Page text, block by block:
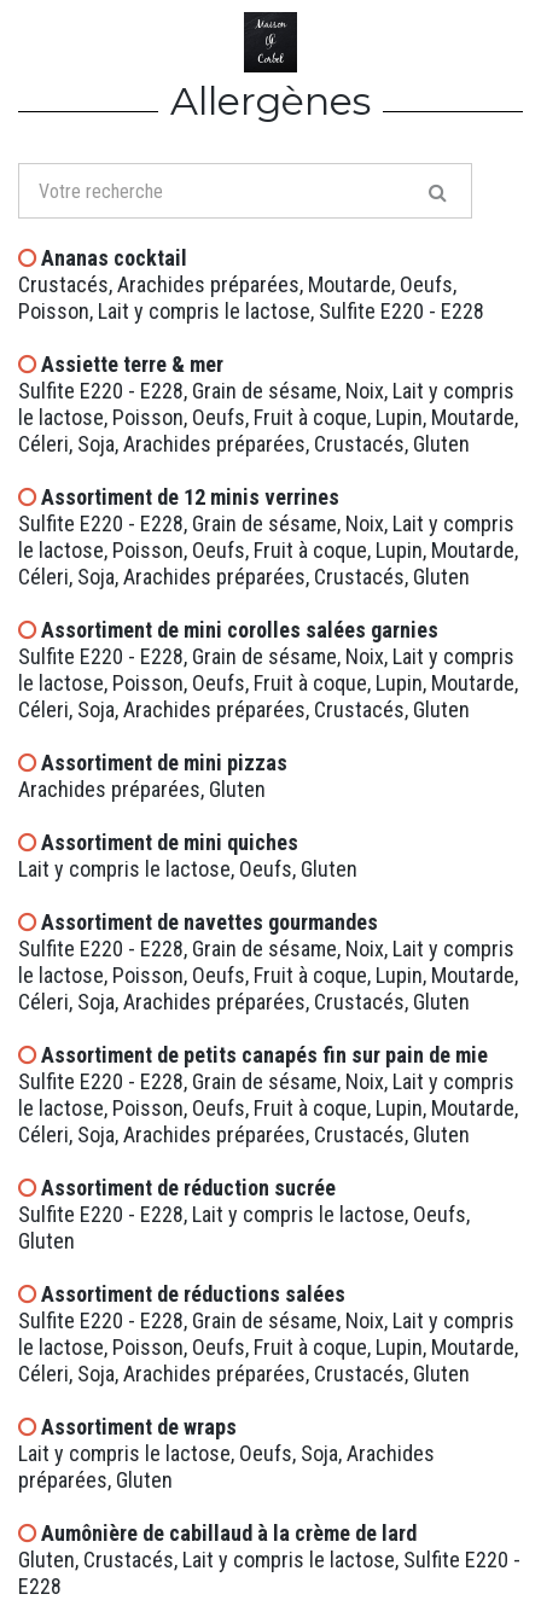
Allergènes
Ananas cocktail
Crustacés, Arachides préparées, Moutarde, Oeufs,
Poisson, Lait y compris le lactose, Sulfite E220 - E228
Assiette terre & mer
Sulfite E220 - E228, Grain de sésame, Noix, Lait y compris
le lactose, Poisson, Oeufs, Fruit à coque, Lupin, Moutarde,
Céleri, Soja, Arachides préparées, Crustacés, Gluten
Assortiment de 12 minis verrines
Sulfite E220 - E228, Grain de sésame, Noix, Lait y compris
le lactose, Poisson, Oeufs, Fruit à coque, Lupin, Moutarde,
Céleri, Soja, Arachides préparées, Crustacés, Gluten
Assortiment de mini corolles salées garnies
Sulfite E220 - E228, Grain de sésame, Noix, Lait y compris
le lactose, Poisson, Oeufs, Fruit à coque, Lupin, Moutarde,
Céleri, Soja, Arachides préparées, Crustacés, Gluten
Assortiment de mini pizzas
Arachides préparées, Gluten
Assortiment de mini quiches
Lait y compris le lactose, Oeufs, Gluten
Assortiment de navettes gourmandes
Sulfite E220 - E228, Grain de sésame, Noix, Lait y compris
le lactose, Poisson, Oeufs, Fruit à coque, Lupin, Moutarde,
Céleri, Soja, Arachides préparées, Crustacés, Gluten
Assortiment de petits canapés fin sur pain de mie
Sulfite E220 - E228, Grain de sésame, Noix, Lait y compris
le lactose, Poisson, Oeufs, Fruit à coque, Lupin, Moutarde,
Céleri, Soja, Arachides préparées, Crustacés, Gluten
Assortiment de réduction sucrée
Sulfite E220 - E228, Lait y compris le lactose, Oeufs,
Gluten
Assortiment de réductions salées
Sulfite E220 - E228, Grain de sésame, Noix, Lait y compris
le lactose, Poisson, Oeufs, Fruit à coque, Lupin, Moutarde,
Céleri, Soja, Arachides préparées, Crustacés, Gluten
Assortiment de wraps
Lait y compris le lactose, Oeufs, Soja, Arachides
préparées, Gluten
Aumônière de cabillaud à la crème de lard
Gluten, Crustacés, Lait y compris le lactose, Sulfite E220 -
E228